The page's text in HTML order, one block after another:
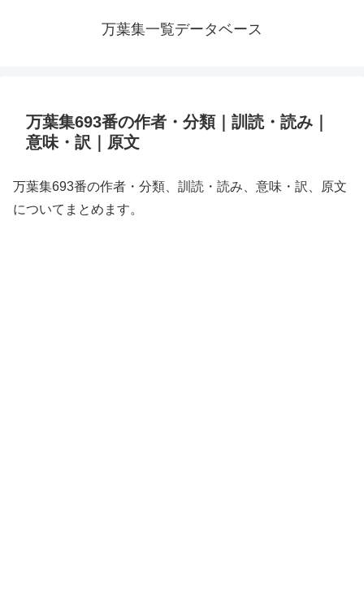
万葉集一覧データベース
万葉集693番の作者・分類｜訓読・読み｜
意味・訳｜原文
万葉集693番の作者・分類、訓読・読み、意味・訳、原文
についてまとめます。